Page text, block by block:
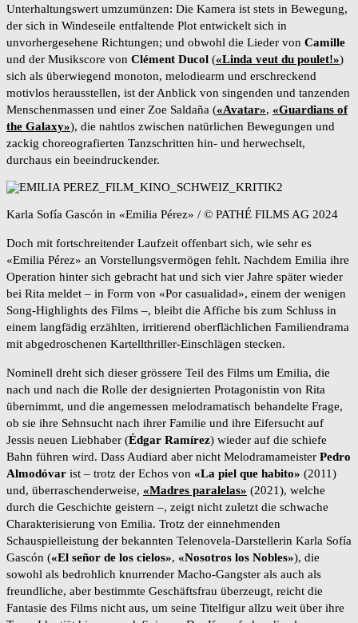
Unterhaltungswert umzumünzen: Die Kamera ist stets in Bewegung,
der sich in Windeseile entfaltende Plot entwickelt sich in
unvorhergesehene Richtungen; und obwohl die Lieder von Camille
und der Musikscore von Clément Ducol («Linda veut du poulet!»)
sich als überwiegend monoton, melodiearm und erschreckend
motivlos herausstellen, ist der Anblick von singenden und tanzenden
Menschenmassen und einer Zoe Saldaña («Avatar», «Guardians of
the Galaxy»), die nahtlos zwischen natürlichen Bewegungen und
zackig choreografierten Tanzschritten hin- und herwechselt,
durchaus ein beeindruckender.
Karla Sofía Gascón in «Emilia Pérez» / © PATHÉ FILMS AG 2024
Doch mit fortschreitender Laufzeit offenbart sich, wie sehr es
«Emilia Pérez» an Vorstellungsvermögen fehlt. Nachdem Emilia ihre
Operation hinter sich gebracht hat und sich vier Jahre später wieder
bei Rita meldet – in Form von «Por casualidad», einem der wenigen
Song-Highlights des Films –, bleibt die Affiche bis zum Schluss in
einem langfädig erzählten, irritierend oberflächlichen Familiendrama
mit abgedroschenen Kartellthriller-Einschlägen stecken.
Nominell dreht sich dieser grössere Teil des Films um Emilia, die
nach und nach die Rolle der designierten Protagonistin von Rita
übernimmt, und die angemessen melodramatisch behandelte Frage,
ob sie ihre Sehnsucht nach ihrer Familie und ihre Eifersucht auf
Jessis neuen Liebhaber (Édgar Ramírez) wieder auf die schiefe
Bahn führen wird. Dass Audiard aber nicht Melodramameister Pedro
Almodóvar ist – trotz der Echos von «La piel que habito» (2011)
und, überraschenderweise, «Madres paralelas» (2021), welche
durch die Geschichte geistern –, zeigt nicht zuletzt die schwache
Charakterisierung von Emilia. Trotz der einnehmenden
Schauspielleistung der bekannten Telenovela-Darstellerin Karla Sofía
Gascón («El señor de los cielos», «Nosotros los Nobles»), die
sowohl als bedrohlich knurrender Macho-Gangster als auch als
freundliche, aber bestimmte Geschäftsfrau überzeugt, reicht die
Fantasie des Films nicht aus, um seine Titelfigur allzu weit über ihre